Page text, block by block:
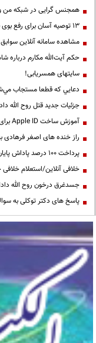
همجنس گرایی در شبکه من
13 توصیه آسان برای رفع بوی بد دهان
مشاهده سامانه آنلاين سوابق
حكم آيت‌الله مكارم درباره
سایتهای همسریابی!
دعايي كه قطعا مستجاب
جزئیات جدید قتل روح الله
آموزش ساخت Apple ID برای کاربران ایرانی
راز خنده های اصغر فرهادی
پرداخت ۱۰۰ درصد پاداش پایان خدمت فرهنگیان
خلافی آنلاین/استعلام خلافی
جسدغرق درخون روح الله
پاسخ های دکتر توکلی به